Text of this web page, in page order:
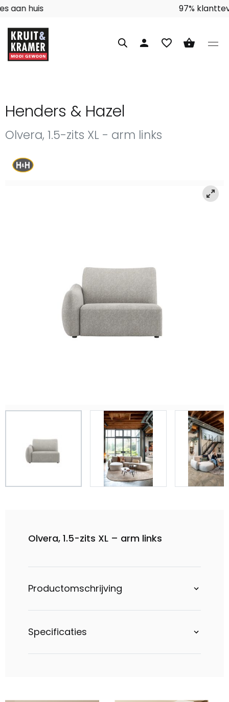
person favorite_border shopping_basket
Henders & Hazel
Olvera, 1.5-zits XL - arm links
Olvera, 1.5-zits XL – arm links
Productomschrijving
Specificaties